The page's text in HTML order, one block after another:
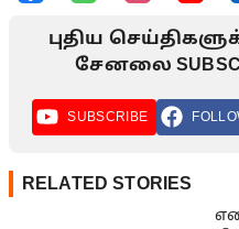
புதிய
சேனலை
SUBSCRIBE
RELATED STORIES